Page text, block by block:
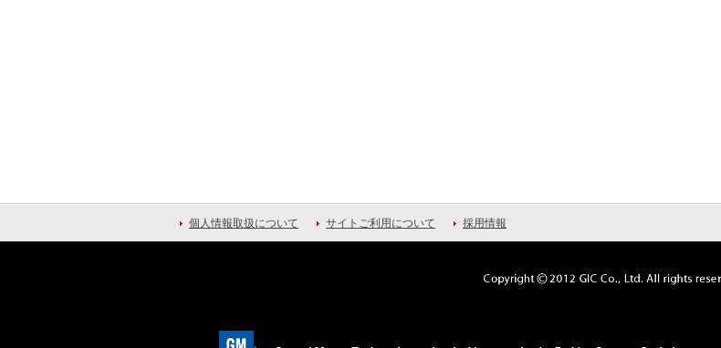
個人情報取扱について サイトご利用について 採用情報